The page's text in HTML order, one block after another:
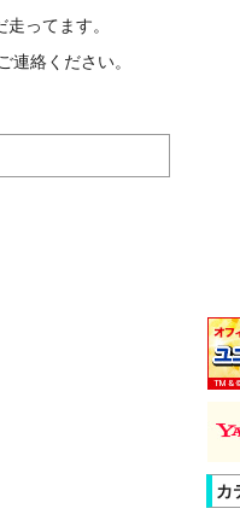
ってます。
連絡ください。
カ